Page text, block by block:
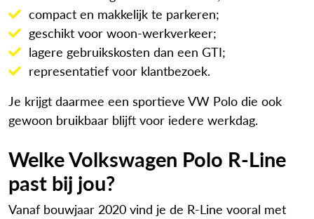
compact en makkelijk te parkeren;
geschikt voor woon-werkverkeer;
lagere gebruikskosten dan een GTI;
representatief voor klantbezoek.
Je krijgt daarmee een sportieve VW Polo die ook
gewoon bruikbaar blijft voor iedere werkdag.
Welke Volkswagen Polo R-Line
past bij jou?
Vanaf bouwjaar 2020 vind je de R-Line vooral met